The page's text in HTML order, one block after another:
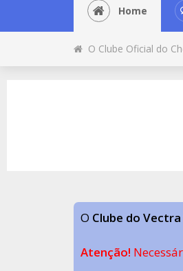
Home
O Clube Oficial do
O Clube do Vectra
Atenção!